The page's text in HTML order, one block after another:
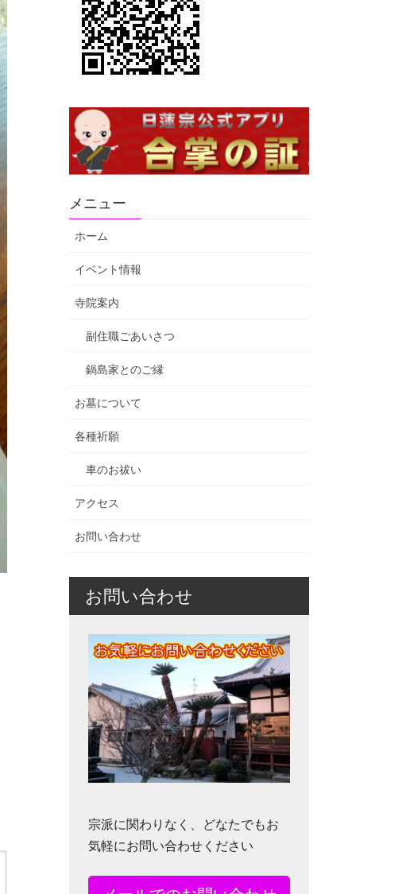
メニュー
ホーム
イベント情報
寺院案内
副住職ごあいさつ
鍋島家とのご縁
お墓について
各種祈願
車のお祓い
アクセス
お問い合わせ
お問い合わせ
宗派に関わりなく、どなたでもお
気軽にお問い合わせください